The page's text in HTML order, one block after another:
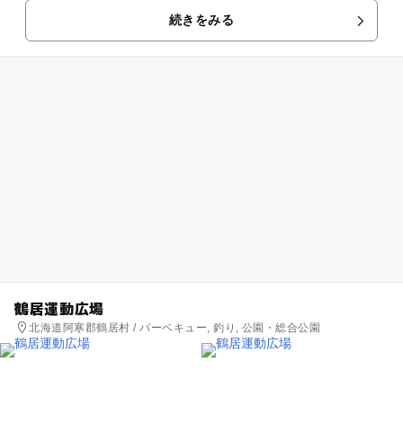
続きをみる
鶴居運動広場
北海道阿寒郡鶴居村 / バーベキュー, 釣り, 公園・総合公園